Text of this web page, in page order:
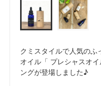
クミスタイルで人気のふ
オイル「 プレシャスオ
ングが登場しました♪